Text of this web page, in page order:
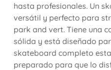
hasta profesionales. Un
versátil y perfecto para
park and vert. Tiene una
sólida y está diseñado
skateboard completo
preparado para que lo